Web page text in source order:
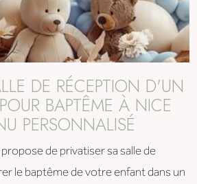
DE RÉCEPTION D'UN
BAPTÊME À NICE
PERSONNALISÉ
de privatiser sa salle de
le baptême de votre enfant dans un